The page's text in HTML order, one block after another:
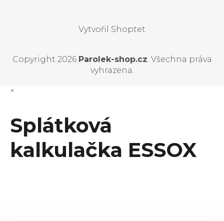
Vytvořil Shoptet
Copyright 2026 Parolek-shop.cz. Všechna práva
vyhrazena.
×
Splátková
kalkulačka ESSOX